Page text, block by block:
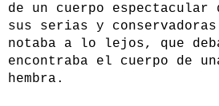
de un cuerpo espectacular
sus serias y
notaba a lo lejos, que
encontraba el cuerpo de
hembra.